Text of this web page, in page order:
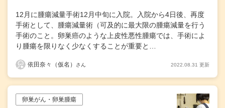
12月に腫瘍減量手術12月中旬に入院。入院から4日後、再度
手術として、腫瘍減量術（可及的に最大限の腫瘍減量を行う
手術のこと。卵巣癌のような上皮性悪性腫瘍では、手術によ
り腫瘍を限りなく少なくすることが重要と…
依田奈々（仮名） さん 2022.08.31 更新
卵巣がん・卵巣腫瘍